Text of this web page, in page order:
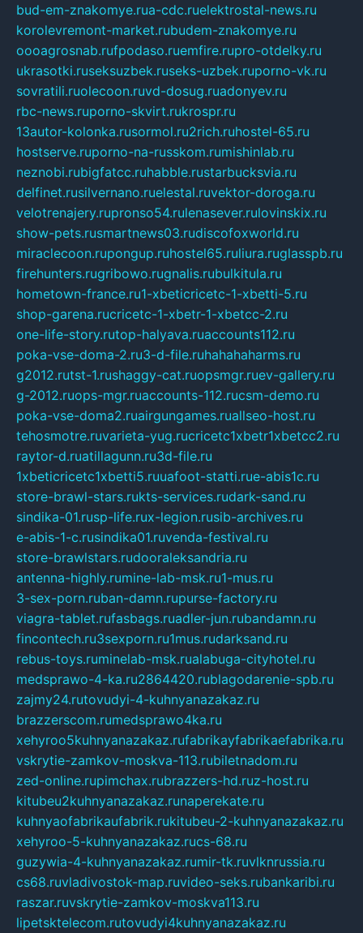
bud-em-znakomye.rua-cdc.ruelektrostal-news.ru
korolevremont-market.rubudem-znakomye.ru
oooagrosnab.rufpodaso.ruemfire.rupro-otdelky.ru
ukrasotki.ruseksuzbek.ruseks-uzbek.ruporno-vk.ru
sovratili.ruolecoon.ruvd-dosug.ruadonyev.ru
rbc-news.ruporno-skvirt.rukrospr.ru
13autor-kolonka.rusormol.ru2rich.ruhostel-65.ru
hostserve.ruporno-na-russkom.rumishinlab.ru
neznobi.rubigfatcc.ruhabble.rustarbucksvia.ru
delfinet.rusilvernano.ruelestal.ruvektor-doroga.ru
velotrenajery.rupronso54.rulenasever.rulovinskix.ru
show-pets.rusmartnews03.rudiscofoxworld.ru
miraclecoon.rupongup.ruhostel65.ruliura.ruglasspb.ru
firehunters.rugribowo.rugnalis.rubulkitula.ru
hometown-france.ru1-xbeticricetc-1-xbetti-5.ru
shop-garena.rucricetc-1-xbetr-1-xbetcc-2.ru
one-life-story.rutop-halyava.ruaccounts112.ru
poka-vse-doma-2.ru3-d-file.ruhahahaharms.ru
g2012.rutst-1.rushaggy-cat.ruopsmgr.ruev-gallery.ru
g-2012.ruops-mgr.ruaccounts-112.rucsm-demo.ru
poka-vse-doma2.ruairgungames.ruallseo-host.ru
tehosmotre.ruvarieta-yug.rucricetc1xbetr1xbetcc2.ru
raytor-d.ruatillagunn.ru3d-file.ru
1xbeticricetc1xbetti5.ruuafoot-statti.rue-abis1c.ru
store-brawl-stars.rukts-services.rudark-sand.ru
sindika-01.rusp-life.rux-legion.rusib-archives.ru
e-abis-1-c.rusindika01.ruvenda-festival.ru
store-brawlstars.rudooraleksandria.ru
antenna-highly.rumine-lab-msk.ru1-mus.ru
3-sex-porn.ruban-damn.rupurse-factory.ru
viagra-tablet.rufasbags.ruadler-jun.rubandamn.ru
fincontech.ru3sexporn.ru1mus.rudarksand.ru
rebus-toys.ruminelab-msk.rualabuga-cityhotel.ru
medsprawo-4-ka.ru2864420.rublagodarenie-spb.ru
zajmy24.rutovudyi-4-kuhnyanazakaz.ru
brazzerscom.rumedsprawo4ka.ru
xehyroo5kuhnyanazakaz.rufabrikayfabrikaefabrika.ru
vskrytie-zamkov-moskva-113.rubiletnadom.ru
zed-online.rupimchax.rubrazzers-hd.ruz-host.ru
kitubeu2kuhnyanazakaz.runaperekate.ru
kuhnyaofabrikaufabrik.rukitubeu-2-kuhnyanazakaz.ru
xehyroo-5-kuhnyanazakaz.rucs-68.ru
guzywia-4-kuhnyanazakaz.rumir-tk.ruvlknrussia.ru
cs68.ruvladivostok-map.ruvideo-seks.rubankaribi.ru
raszar.ruvskrytie-zamkov-moskva113.ru
lipetsktelecom.rutovudyi4kuhnyanazakaz.ru